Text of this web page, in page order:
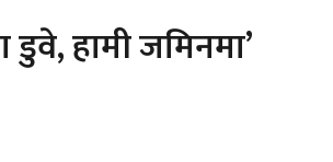
डुवे, हामी जमिनमा’